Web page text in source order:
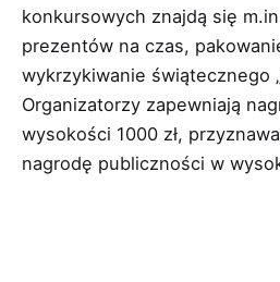
konkursowych znajdą się
prezentów na czas,
wykrzykiwanie świątecznego
Organizatorzy zapewniają
wysokości 1000 zł,
nagrodę publiczności w